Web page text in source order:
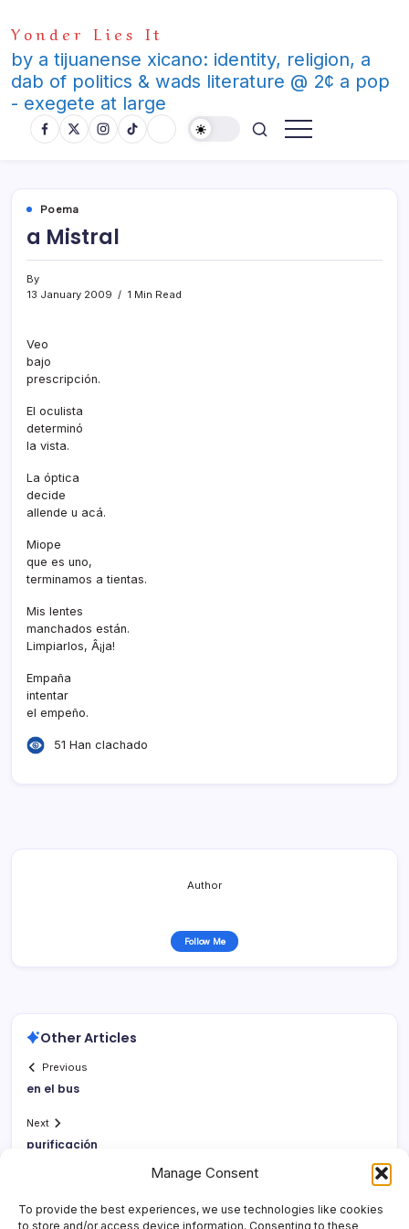
Manage Consent
To provide the best experiences, we use technologies like cookies
to store and/or access device information. Consenting to these
to
content
Yonder Lies It
by a tijuanense xicano: identity, religion, a
dab of politics & wads literature @ 2¢ a pop
- exegete at large
Poema
a Mistral
By
13 January 2009
1 Min Read
Veo
bajo
prescripción.
El oculista
determinó
la vista.
La óptica
decide
allende u acá.
Miope
que es uno,
terminamos a tientas.
Mis lentes
manchados están.
Limpiarlos, Â¡ja!
Empaña
intentar
el empeño.
51 Han clachado
Author
Follow Me
Other Articles
Previous
en el bus
Next
purificación